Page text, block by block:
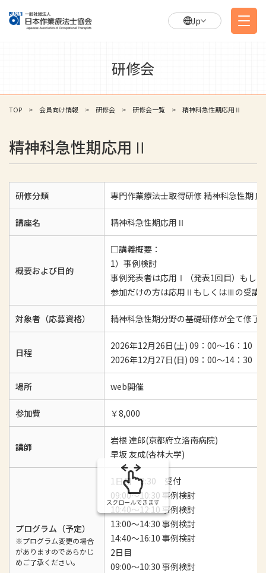
Jp
研修会
TOP 会員向け情報 研修会 研修会一覧 精神科急性期応用Ⅱ
精神科急性期応用Ⅱ
研修分類 専門作業療法士取得研修 精神科急性期
講座名 精神科急性期応用Ⅱ
概要および目的
□講義概要：
1）事例検討
事例発表者は応用Ⅰ（発表1回目）もし
参加だけの方は応用ⅡもしくはⅢの受講
対象者（応募資格） 精神科急性期分野の基礎研修が全て修了
日程
2026年12月26日(土) 09：00～16：10
2026年12月27日(日) 09：00～14：30
場所 web開催
参加費 ￥8,000
講師
岩根 達郎(京都府立洛南病院)
早坂 友成(杏林大学)
プログラム（予定）
※プログラム変更の場合
がありますのであらかじ
めご了承ください。
1日目 8:30 受付
09:00～10:30 事例検討
10:40～12:10 事例検討
13:00〜14:30 事例検討
14:40〜16:10 事例検討
2日目
09:00～10:30 事例検討
スクロールできます